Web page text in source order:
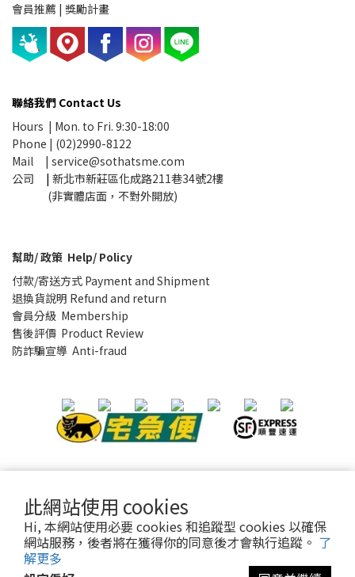
此網站使用 cookies
Hi, 本網站使用必要 cookies 和追蹤型 cookies 以確保
網站服務，後者將在獲得你的同意後才會執行追蹤。 了
解更多
會員推薦 | 獎勵計畫
聯絡我們 Contact Us
Hours | Mon. to Fri. 9:30-18:00
Phone | (02)2990-8122
Mail | service@sothatsme.com
公司
| 新北市新莊區化成路211巷34號2樓
(非實體店面，不對外開放)
幫助/ 政策 Help/ Policy
付款/寄送方式 Payment and Shipment
退換貨說明 Refund and return
會員分級 Membership
售後評價 Product Review
防詐騙宣導 Anti-fraud
編:28927332